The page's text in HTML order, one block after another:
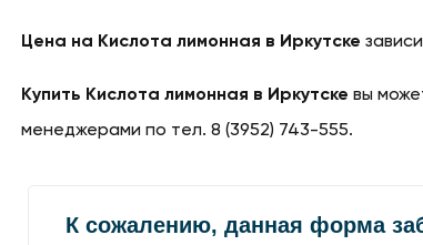
Цена на Кислота лимонная в Иркутске
Купить Кислота лимонная в Иркутске вы
менеджерами по тел. 8 (3952) 743-555.